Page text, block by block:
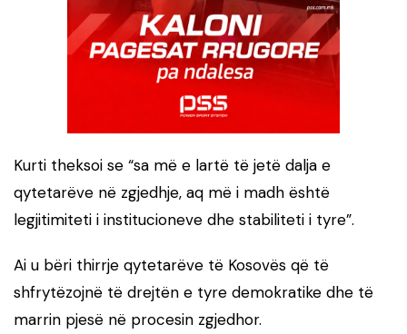
Kurti theksoi se “sa më e lartë të jetë dalja e
qytetarëve në zgjedhje, aq më i madh është
legjitimiteti i institucioneve dhe stabiliteti i tyre”.
Ai u bëri thirrje qytetarëve të Kosovës që të
shfrytëzojnë të drejtën e tyre demokratike dhe të
marrin pjesë në procesin zgjedhor.